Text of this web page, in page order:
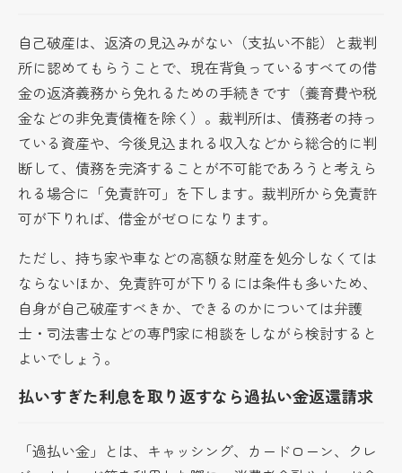
自己破産は、返済の見込みがない（支払い不能）と裁判
所に認めてもらうことで、現在背負っているすべての借
金の返済義務から免れるための手続きです（養育費や税
金などの非免責債権を除く）。裁判所は、債務者の持っ
ている資産や、今後見込まれる収入などから総合的に判
断して、債務を完済することが不可能であろうと考えら
れる場合に「免責許可」を下します。裁判所から免責許
可が下りれば、借金がゼロになります。
ただし、持ち家や車などの高額な財産を処分しなくては
ならないほか、免責許可が下りるには条件も多いため、
自身が自己破産すべきか、できるのかについては弁護
士・司法書士などの専門家に相談をしながら検討すると
よいでしょう。
払いすぎた利息を取り返すなら過払い金返還請求
「過払い金」とは、キャッシング、カードローン、クレ